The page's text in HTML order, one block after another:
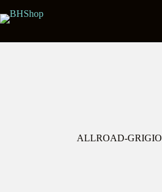
ALLROAD-GRIGIO